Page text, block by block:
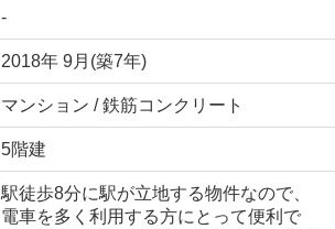
-
2018年 9月(築7年)
マンション / 鉄筋コンクリート
5階建
駅徒歩8分に駅が立地する物件なので、
電車を多く利用する方にとって便利で